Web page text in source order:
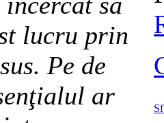
lucru prin
Pe de
ar